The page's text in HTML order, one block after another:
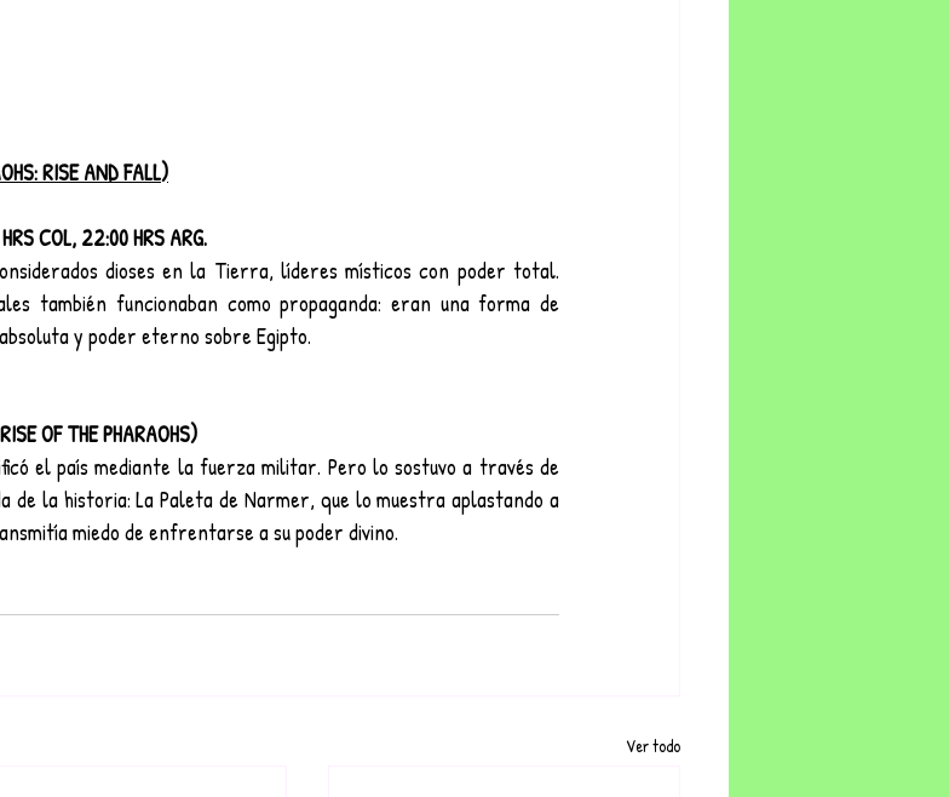
RISE AND FALL)
COL, 22:00 HRS ARG.
dioses en la Tierra, líderes místicos con poder total.
también funcionaban como propaganda: eran una forma de
y poder eterno sobre Egipto.
OF THE PHARAOHS)
el país mediante la fuerza militar. Pero lo sostuvo a través de
de la historia: La Paleta de Narmer, que lo muestra aplastando a
miedo de enfrentarse a su poder divino.
Ver todo